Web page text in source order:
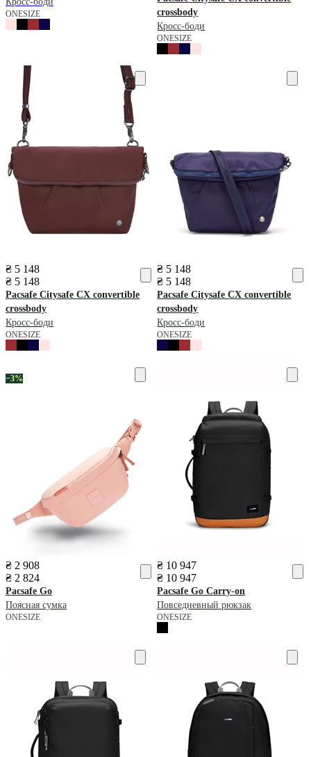
ONESIZE
crossbody
Кросс-боди
ONESIZE
₴ 5 148
₴ 5 148
Pacsafe Citysafe CX convertible
crossbody
Кросс-боди
ONESIZE
₴ 5 148
₴ 5 148
Pacsafe Citysafe CX convertible
crossbody
Кросс-боди
ONESIZE
−3%
₴ 2 908
₴ 2 824
Pacsafe Go
Поясная сумка
ONESIZE
₴ 10 947
₴ 10 947
Pacsafe Go Carry-on
Повседневный рюкзак
ONESIZE